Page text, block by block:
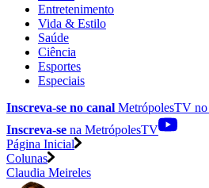
Entretenimento
Vida & Estilo
Saúde
Ciência
Esportes
Especiais
Inscreva-se no canal MetrópolesTV no
Inscreva-se na MetrópolesTV
Página Inicial
Colunas
Claudia Meireles